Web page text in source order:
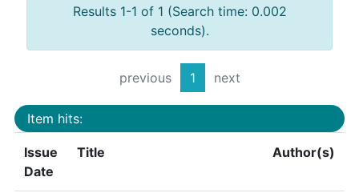
Results 1-1 of 1 (Search time: 0.002
seconds).
previous 1 next
Item hits:
Issue
Date
Title Author(s)